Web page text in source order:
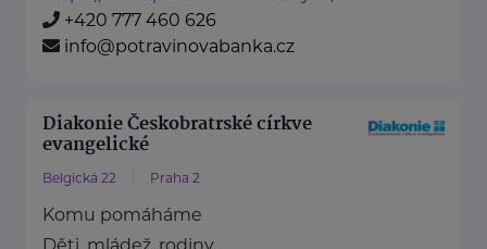
+420 777 460 626
info@potravinovabanka.cz
Diakonie Českobratrské církve
evangelické
Belgická 22 Praha 2
Komu pomáháme